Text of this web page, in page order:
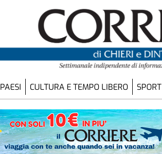
PAESI CULTURA E TEMPO LIBERO SPORT